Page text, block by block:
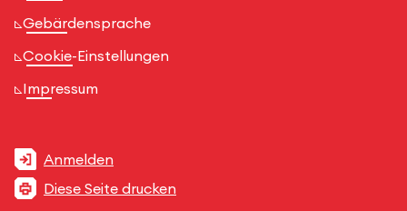
Gebärdensprache
Cookie-Einstellungen
Impressum
Anmelden
Diese Seite drucken